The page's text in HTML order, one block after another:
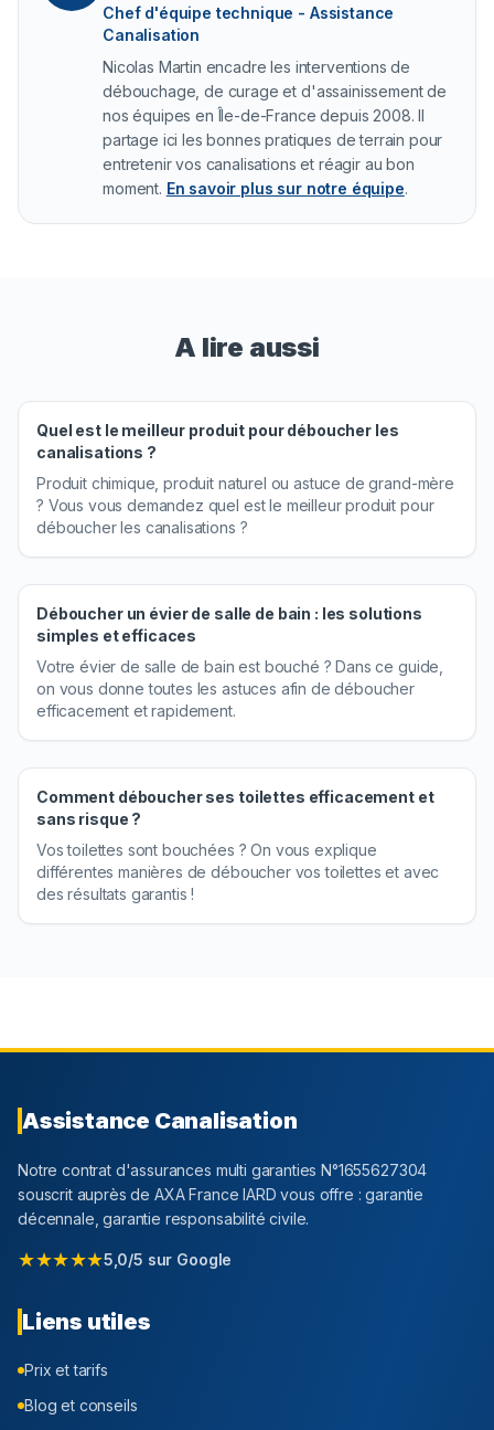
Chef d'équipe technique - Assistance
Canalisation
Nicolas Martin encadre les interventions de
débouchage, de curage et d'assainissement de
nos équipes en Île-de-France depuis 2008. Il
partage ici les bonnes pratiques de terrain pour
entretenir vos canalisations et réagir au bon
moment. En savoir plus sur notre équipe.
A lire aussi
Quel est le meilleur produit pour déboucher les
canalisations ?
Produit chimique, produit naturel ou astuce de grand-mère
? Vous vous demandez quel est le meilleur produit pour
déboucher les canalisations ?
Déboucher un évier de salle de bain : les solutions
simples et efficaces
Votre évier de salle de bain est bouché ? Dans ce guide,
on vous donne toutes les astuces afin de déboucher
efficacement et rapidement.
Comment déboucher ses toilettes efficacement et
sans risque ?
Vos toilettes sont bouchées ? On vous explique
différentes manières de déboucher vos toilettes et avec
des résultats garantis !
Assistance Canalisation
Notre contrat d'assurances multi garanties N°1655627304
souscrit auprès de AXA France IARD vous offre : garantie
décennale, garantie responsabilité civile.
★★★★★5,0/5 sur Google
Liens utiles
Prix et tarifs
Blog et conseils